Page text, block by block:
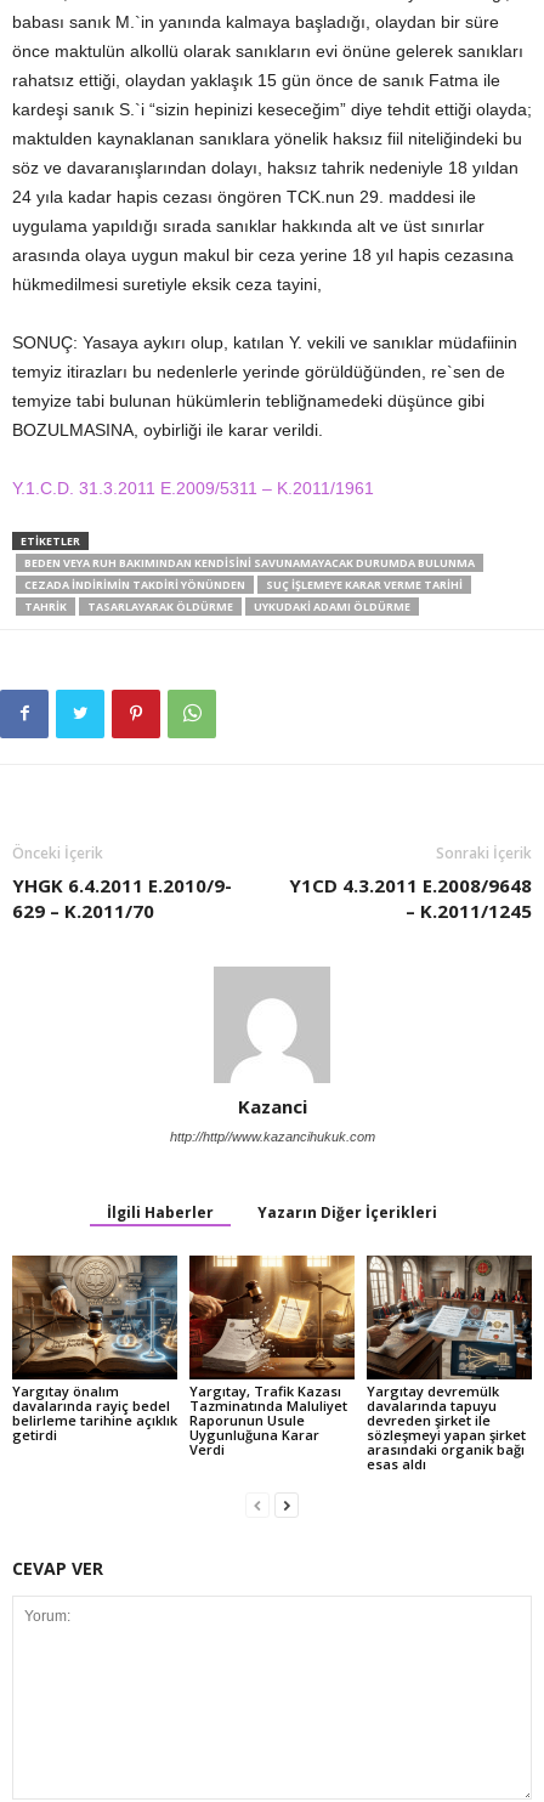
babası sanık M.`in yanında kalmaya başladığı, olaydan bir süre
önce maktulün alkollü olarak sanıkların evi önüne gelerek sanıkları
rahatsız ettiği, olaydan yaklaşık 15 gün önce de sanık Fatma ile
kardeşi sanık S.`i “sizin hepinizi keseceğim” diye tehdit ettiği olayda;
maktulden kaynaklanan sanıklara yönelik haksız fiil niteliğindeki bu
söz ve davaranışlarından dolayı, haksız tahrik nedeniyle 18 yıldan
24 yıla kadar hapis cezası öngören TCK.nun 29. maddesi ile
uygulama yapıldığı sırada sanıklar hakkında alt ve üst sınırlar
arasında olaya uygun makul bir ceza yerine 18 yıl hapis cezasına
hükmedilmesi suretiyle eksik ceza tayini,
SONUÇ: Yasaya aykırı olup, katılan Y. vekili ve sanıklar müdafiinin
temyiz itirazları bu nedenlerle yerinde görüldüğünden, re`sen de
temyize tabi bulunan hükümlerin tebliğnamedeki düşünce gibi
BOZULMASINA, oybirliği ile karar verildi.
Y.1.C.D. 31.3.2011 E.2009/5311 – K.2011/1961
ETIKETLER
BEDEN VEYA RUH BAKIMINDAN KENDISINI SAVUNAMAYACAK DURUMDA BULUNMA
CEZADA İNDIRIMIN TAKDIRI YÖNÜNDEN
SUÇ İŞLEMEYE KARAR VERME TARIHI
TAHRIK
TASARLAYARAK ÖLDÜRME UYKUDAKI ADAMI ÖLDÜRME
Önceki İçerik
YHGK 6.4.2011 E.2010/9-
629 – K.2011/70
Sonraki İçerik
Y1CD 4.3.2011 E.2008/9648
– K.2011/1245
Kazanci
http://http//www.kazancihukuk.com
İlgili Haberler Yazarın Diğer İçerikleri
Yargıtay önalım
davalarında rayiç bedel
belirleme tarihine açıklık
getirdi
Yargıtay, Trafik Kazası
Tazminatında Maluliyet
Raporunun Usule
Uygunluğuna Karar
Verdi
Yargıtay devremülk
davalarında tapuyu
devreden şirket ile
sözleşmeyi yapan şirket
arasındaki organik bağı
esas aldı
CEVAP VER